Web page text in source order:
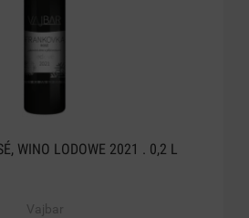
WINO LODOWE 2021 . 0,2 L
Vajbar